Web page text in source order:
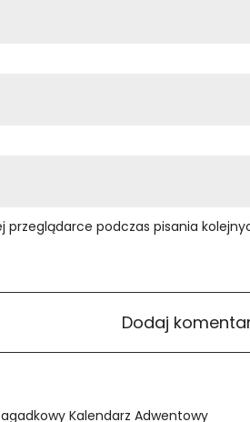
podczas pisania
Kalendarz Adwentowy